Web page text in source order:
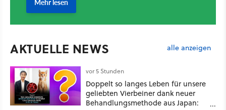
AKTUELLE NEWS alle anzeigen
vor 5 Stunden
Doppelt so langes Leben für unsere
geliebten Vierbeiner dank neuer
Behandlungsmethode aus Japan: